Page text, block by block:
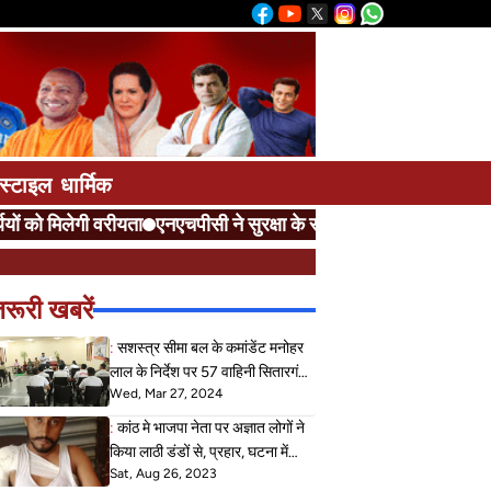
धार्मिक
वरीयता एनएचपीसी ने सुरक्षा के साथ दी आवाजाही की अनुमति
खबरें
: सशस्त्र सीमा बल के कमांडेंट मनोहर
लाल के निर्देश पर 57 वाहिनी सितारगंज
में लगाया गया मतदाता जागरूकता
शिविर•••
Wed, Mar 27, 2024
: कांठ मे भाजपा नेता पर अज्ञात लोगों ने
किया लाठी डंडों से, प्रहार, घटना में
भाजपा नेता गंभीर रूप से घायल
Sat, Aug 26, 2023